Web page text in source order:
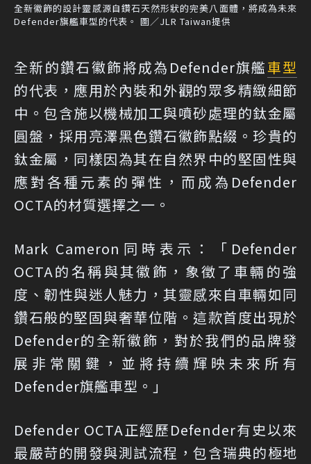
全新徽飾的設計靈感源自鑽石天然形狀的完美八面體，將成為未來
Defender旗艦車型的代表。 圖／JLR Taiwan提供
全新的鑽石徽飾將成為Defender旗艦車型
的代表，應用於內裝和外觀的眾多精緻細節
中。包含施以機械加工與噴砂處理的鈦金屬
圓盤，採用亮澤黑色鑽石徽飾點綴。珍貴的
鈦金屬，同樣因為其在自然界中的堅固性與
應對各種元素的彈性，而成為Defender
OCTA的材質選擇之一。
Mark Cameron同時表示：「Defender
OCTA的名稱與其徽飾，象徵了車輛的強
度、韌性與迷人魅力，其靈感來自車輛如同
鑽石般的堅固與奢華位階。這款首度出現於
Defender的全新徽飾，對於我們的品牌發
展非常關鍵，並將持續輝映未來所有
Defender旗艦車型。」
Defender OCTA正經歷Defender有史以來
最嚴苛的開發與測試流程，包含瑞典的極地